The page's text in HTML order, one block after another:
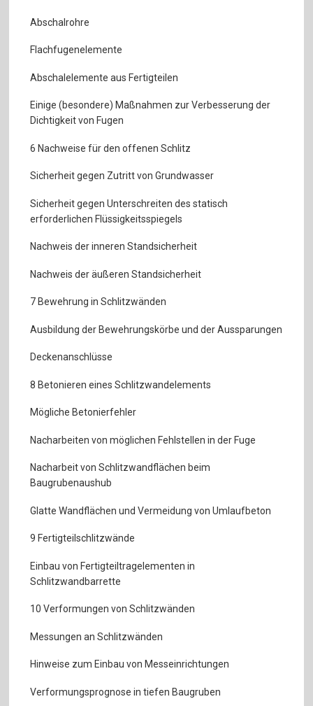
Abschalrohre
Flachfugenelemente
Abschalelemente aus Fertigteilen
Einige (besondere) Maßnahmen zur Verbesserung der
Dichtigkeit von Fugen
6 Nachweise für den offenen Schlitz
Sicherheit gegen Zutritt von Grundwasser
Sicherheit gegen Unterschreiten des statisch
erforderlichen Flüssigkeitsspiegels
Nachweis der inneren Standsicherheit
Nachweis der äußeren Standsicherheit
7 Bewehrung in Schlitzwänden
Ausbildung der Bewehrungskörbe und der Aussparungen
Deckenanschlüsse
8 Betonieren eines Schlitzwandelements
Mögliche Betonierfehler
Nacharbeiten von möglichen Fehlstellen in der Fuge
Nacharbeit von Schlitzwandflächen beim
Baugrubenaushub
Glatte Wandflächen und Vermeidung von Umlaufbeton
9 Fertigteilschlitzwände
Einbau von Fertigteiltragelementen in
Schlitzwandbarrette
10 Verformungen von Schlitzwänden
Messungen an Schlitzwänden
Hinweise zum Einbau von Messeinrichtungen
Verformungsprognose in tiefen Baugruben